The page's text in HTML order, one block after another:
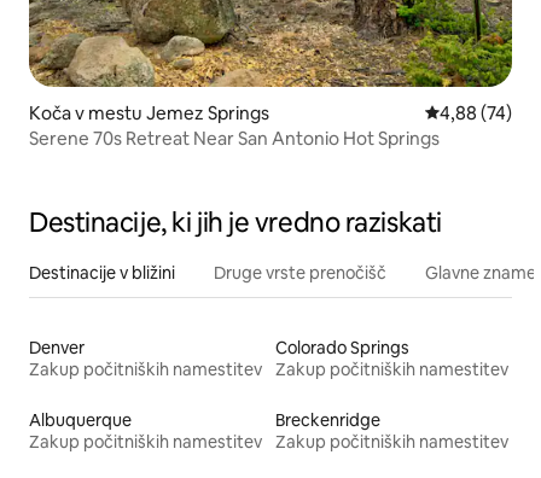
Koča v mestu Jemez Springs Povprečna
4,88 (74)
Serene 70s Retreat Near San Antonio Hot Springs
Destinacije, ki jih je vredno raziskati
Destinacije v bližini Druge vrste prenočišč Glavne
Denver
Zakup počitniških namestitev
Colorado Springs
Zakup počitniških namestitev
Albuquerque
Zakup počitniških namestitev
Breckenridge
Zakup počitniških namestitev